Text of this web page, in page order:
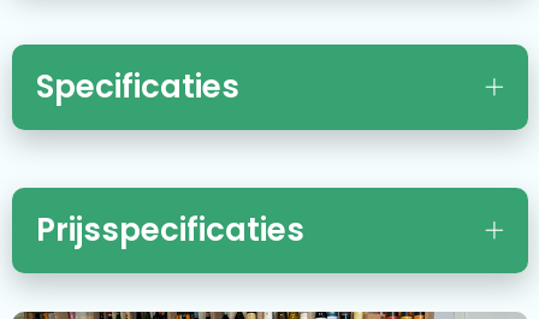
Specificaties
Prijsspecificaties